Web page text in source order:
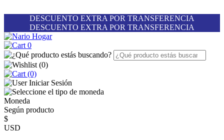
DESCUENTO EXTRA POR TRANSFERENCIA
DESCUENTO EXTRA POR TRANSFERENCIA
0
(0)
(0)
Iniciar Sesión
Moneda
Según producto
$
USD